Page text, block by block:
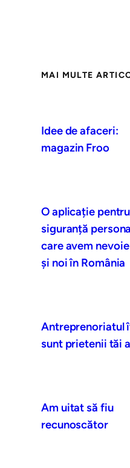
MAI MULTE
Idee de afaceri:
magazin Froo
O aplicație pentru
siguranță
care avem
și noi în România
Antreprenoriatul
sunt prietenii tăi
Am uitat să fiu
recunoscător